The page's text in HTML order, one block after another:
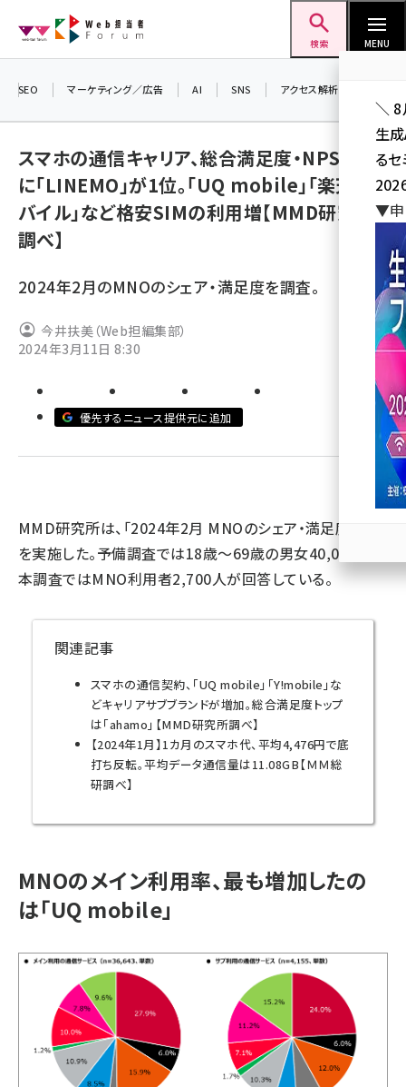
ン
検索 MENU
seo (3532)
セミナー (2310)
meo (1277)
SEO マーケティング／広告 AI SNS アクセス解析／データ分析
スマホの通信キャリア、総合満足度・NPSとも
に「LINEMO」が1位。「UQ mobile」「楽天モ
バイル」など格安SIMの利用増【MMD研究所
調べ】
2024年2月のMNOのシェア・満足度を調査。
今井扶美（Web担編集部）
2024年3月11日 8:30
優先するニュース提供元に追加
MMD研究所は、「2024年2月 MNOのシェア・満足度調査」
を実施した。予備調査では18歳～69歳の男女40,000人、
本調査ではMNO利用者2,700人が回答している。
関連記事
スマホの通信契約、「UQ mobile」「Y!mobile」な
どキャリアサブブランドが増加。総合満足度トップ
は「ahamo」【MMD研究所調べ】
【2024年1月】1カ月のスマホ代、平均4,476円で底
打ち反転。平均データ通信量は11.08GB【ＭＭ総
研調べ】
MNOのメイン利用率、最も増加したの
は「UQ mobile」
＼ 8
生
る
▼申